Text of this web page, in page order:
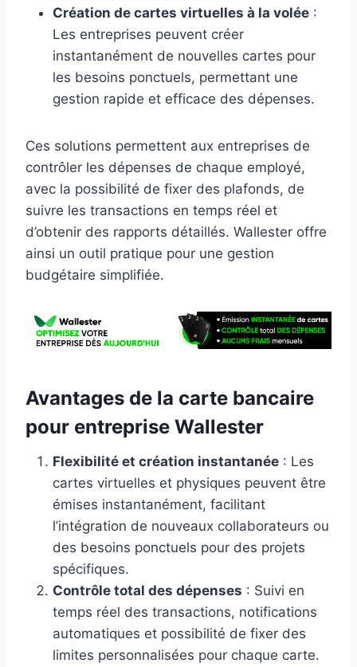
Création de cartes virtuelles à la volée :
Les entreprises peuvent créer
instantanément de nouvelles cartes pour
les besoins ponctuels, permettant une
gestion rapide et efficace des dépenses.
Ces solutions permettent aux entreprises de
contrôler les dépenses de chaque employé,
avec la possibilité de fixer des plafonds, de
suivre les transactions en temps réel et
d’obtenir des rapports détaillés. Wallester offre
ainsi un outil pratique pour une gestion
budgétaire simplifiée.
Avantages de la carte bancaire
pour entreprise Wallester
Flexibilité et création instantanée : Les
cartes virtuelles et physiques peuvent être
émises instantanément, facilitant
l’intégration de nouveaux collaborateurs ou
des besoins ponctuels pour des projets
spécifiques.
Contrôle total des dépenses : Suivi en
temps réel des transactions, notifications
automatiques et possibilité de fixer des
limites personnalisées pour chaque carte.